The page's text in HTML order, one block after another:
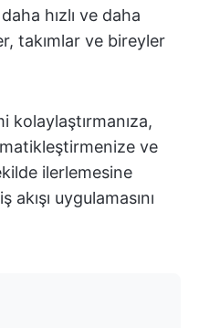
hızlı ve daha
takımlar ve bireyler
kolaylaştırmanıza,
ve
ilerlemesine
akışı uygulamasını